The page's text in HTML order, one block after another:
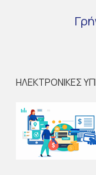
ΗΛΕΚΤΡΟΝΙΚΕΣ